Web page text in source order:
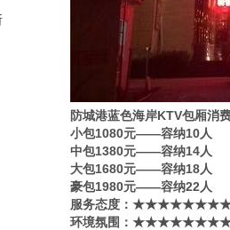
防城港蓝色海岸KTV包厢消
小包1080元——容纳10人
中包1380元——容纳14人
大包1680元——容纳18人
豪包1980元——容纳22人
服务态度：
环境氛围：